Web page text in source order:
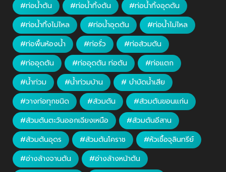
#ท่อน้ำตัน #ท่อน้ำทิ้งตัน
#ท่อน้ำทิ้งอุดตัน
#ท่อน้ำทิ้งไม่ไหล
#ท่อน้ำอุดตัน
#ท่อน้ำไม่ไหล
#ท่อพื้นห้องน้ำ
#ท่อรั่ว
#ท่อส้วมตัน
#ท่ออุดตัน
#ท่ออุดตัน ท่อตัน
#ท่อแตก
#น้ำท่วม
#น้ำท่วมบ้าน
# บำบัดน้ำเสีย
#วางท่อทุกชนิด
#ส้วมตัน
#ส้วมตันขอนแก่น
#ส้วมตันตะวันออกเฉียงเหนือ
#ส้วมตันอีสาน
#ส้วมตันอุดร
#ส้วมตันโคราช
#หัวเชื้อจุลินทรีย์
#อ่างล้างจานตัน
#อ่างล้างหน้าตัน